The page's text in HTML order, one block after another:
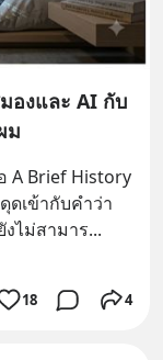
องและ AI กับ
ม
A Brief History
ดเข้ากับคำว่า
ไม่สามาร
18 4